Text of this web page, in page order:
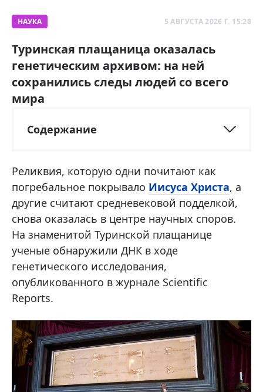
НАУКА 5 АВГУСТА 2026 Г. 15:28
Туринская плащаница оказалась
генетическим архивом: на ней
сохранились следы людей со всего
мира
Содержание
Реликвия, которую одни почитают как
погребальное покрывало Иисуса Христа, а
другие считают средневековой подделкой,
снова оказалась в центре научных споров.
На знаменитой Туринской плащанице
ученые обнаружили ДНК в ходе
генетического исследования,
опубликованного в журнале Scientific
Reports.